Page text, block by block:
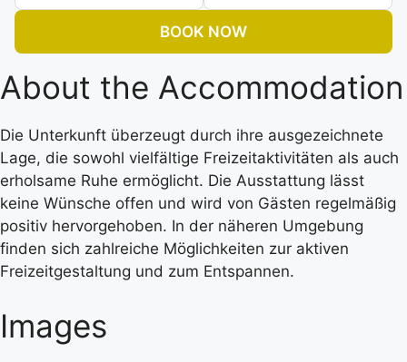
BOOK NOW
About the Accommodation
Die Unterkunft überzeugt durch ihre ausgezeichnete
Lage, die sowohl vielfältige Freizeitaktivitäten als auch
erholsame Ruhe ermöglicht. Die Ausstattung lässt
keine Wünsche offen und wird von Gästen regelmäßig
positiv hervorgehoben. In der näheren Umgebung
finden sich zahlreiche Möglichkeiten zur aktiven
Freizeitgestaltung und zum Entspannen.
Images